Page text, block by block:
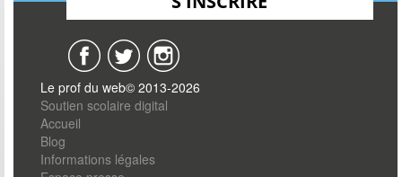
Le prof du web© 2013-2026
Soutien scolaire digital
Accueil
Blog
Informations légales